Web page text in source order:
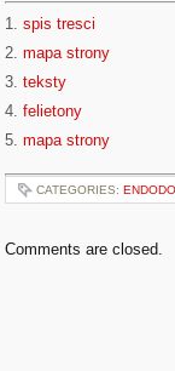
1. spis tresci
2. mapa strony
3. teksty
4. felietony
5. mapa strony
CATEGORIES:
Comments are closed.